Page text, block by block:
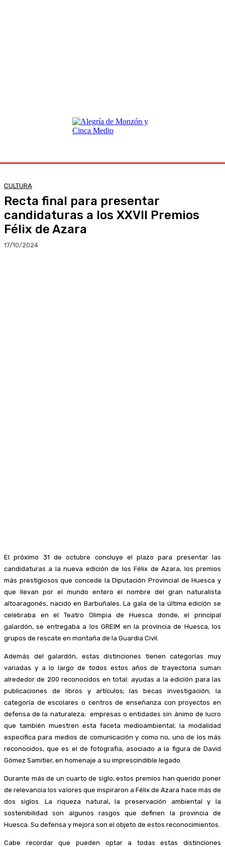
CULTURA
Recta final para presentar
candidaturas a los XXVII Premios
Félix de Azara
17/10/2024
El próximo 31 de octubre concluye el plazo para presentar las
candidaturas a la nueva edición de los Félix de Azara, los premios
más prestigiosos que concede la Diputación Provincial de Huesca y
que llevan por el mundo entero el nombre del gran naturalista
altoaragonés, nacido en Barbuñales. La gala de la última edición se
celebraba en el Teatro Olimpia de Huesca donde, el principal
galardón, se entregaba a los GREIM en la provincia de Huesca, los
grupos de rescate en montaña de la Guardia Civil.
Además del galardón, estas distinciones tienen categorías muy
variadas y a lo largo de todos estos años de trayectoria suman
alrededor de 200 reconocidos en total: ayudas a la edición para las
publicaciones de libros y artículos; las becas investigación; la
categoría de escolares o centros de enseñanza con proyectos en
defensa de la naturaleza; empresas o entidades sin ánimo de lucro
que también muestren esta faceta medioambiental; la modalidad
específica para medios de comunicación y como no, uno de los más
reconocidos, que es el de fotografía, asociado a la figura de David
Gómez Samitier, en homenaje a su imprescindible legado.
Durante más de un cuarto de siglo, estos premios han querido poner
de relevancia los valores que inspiraron a Félix de Azara hace más de
dos siglos. La riqueza natural, la preservación ambiental y la
sostenibilidad son algunos rasgos que definen la provincia de
Huesca. Su defensa y mejora son el objeto de estos reconocimientos.
Cabe recordar que pueden optar a todas estas distinciones